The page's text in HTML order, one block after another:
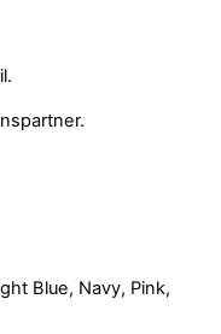
Blue, Navy, Pink,